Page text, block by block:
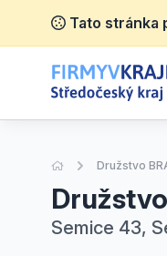
Tato stránka
Úvodní stránka
Družstvo
Semice 43,